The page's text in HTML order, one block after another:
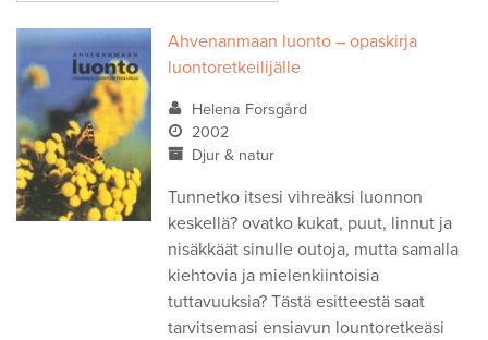
Ahvenanmaan luonto – opaskirja
luontoretkeilijälle
Helena Forsgård
2002
Djur & natur
Tunnetko itsesi vihreäksi luonnon
keskellä? ovatko kukat, puut, linnut ja
nisäkkäät sinulle outoja, mutta samalla
kiehtovia ja mielenkiintoisia
tuttavuuksia? Tästä esitteestä saat
tarvitsemasi ensiavun lountoretkeäsi